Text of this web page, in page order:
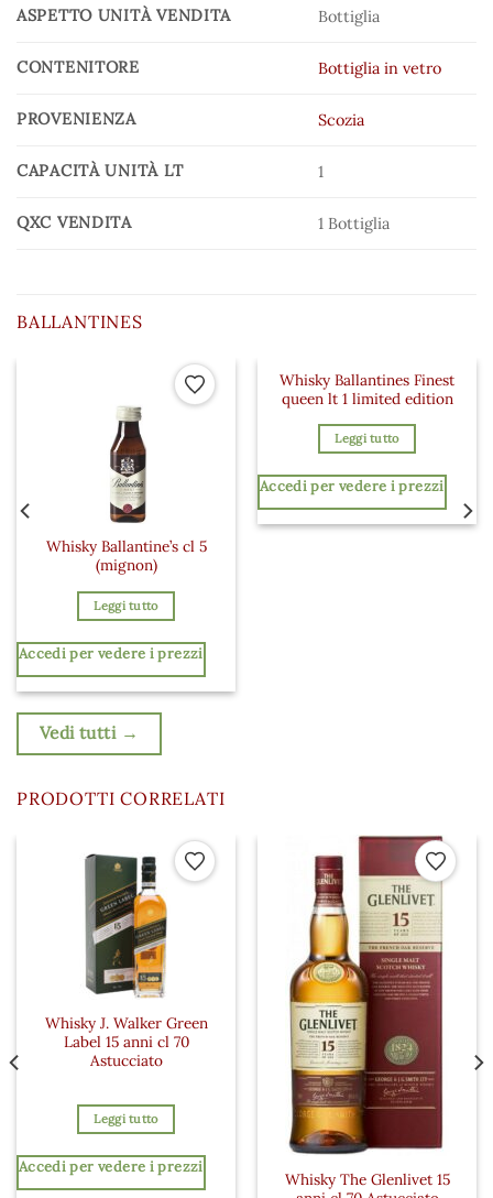
ASPETTO UNITÀ VENDITA Bottiglia
CONTENITORE Bottiglia in vetro
PROVENIENZA Scozia
CAPACITÀ UNITÀ LT 1
QXC VENDITA 1 Bottiglia
BALLANTINES
Aggiungi ai preferiti
Whisky Ballantine’s cl 5
(mignon)
Leggi tutto
Accedi per vedere i prezzi
Whisky Ballantines Finest
queen lt 1 limited edition
Leggi tutto
Accedi per vedere i prezzi
Vedi tutti →
PRODOTTI CORRELATI
Aggiungi ai preferiti
Whisky J. Walker Green
Label 15 anni cl 70
Astucciato
Leggi tutto
Accedi per vedere i prezzi
Whisky The Glenlivet 15